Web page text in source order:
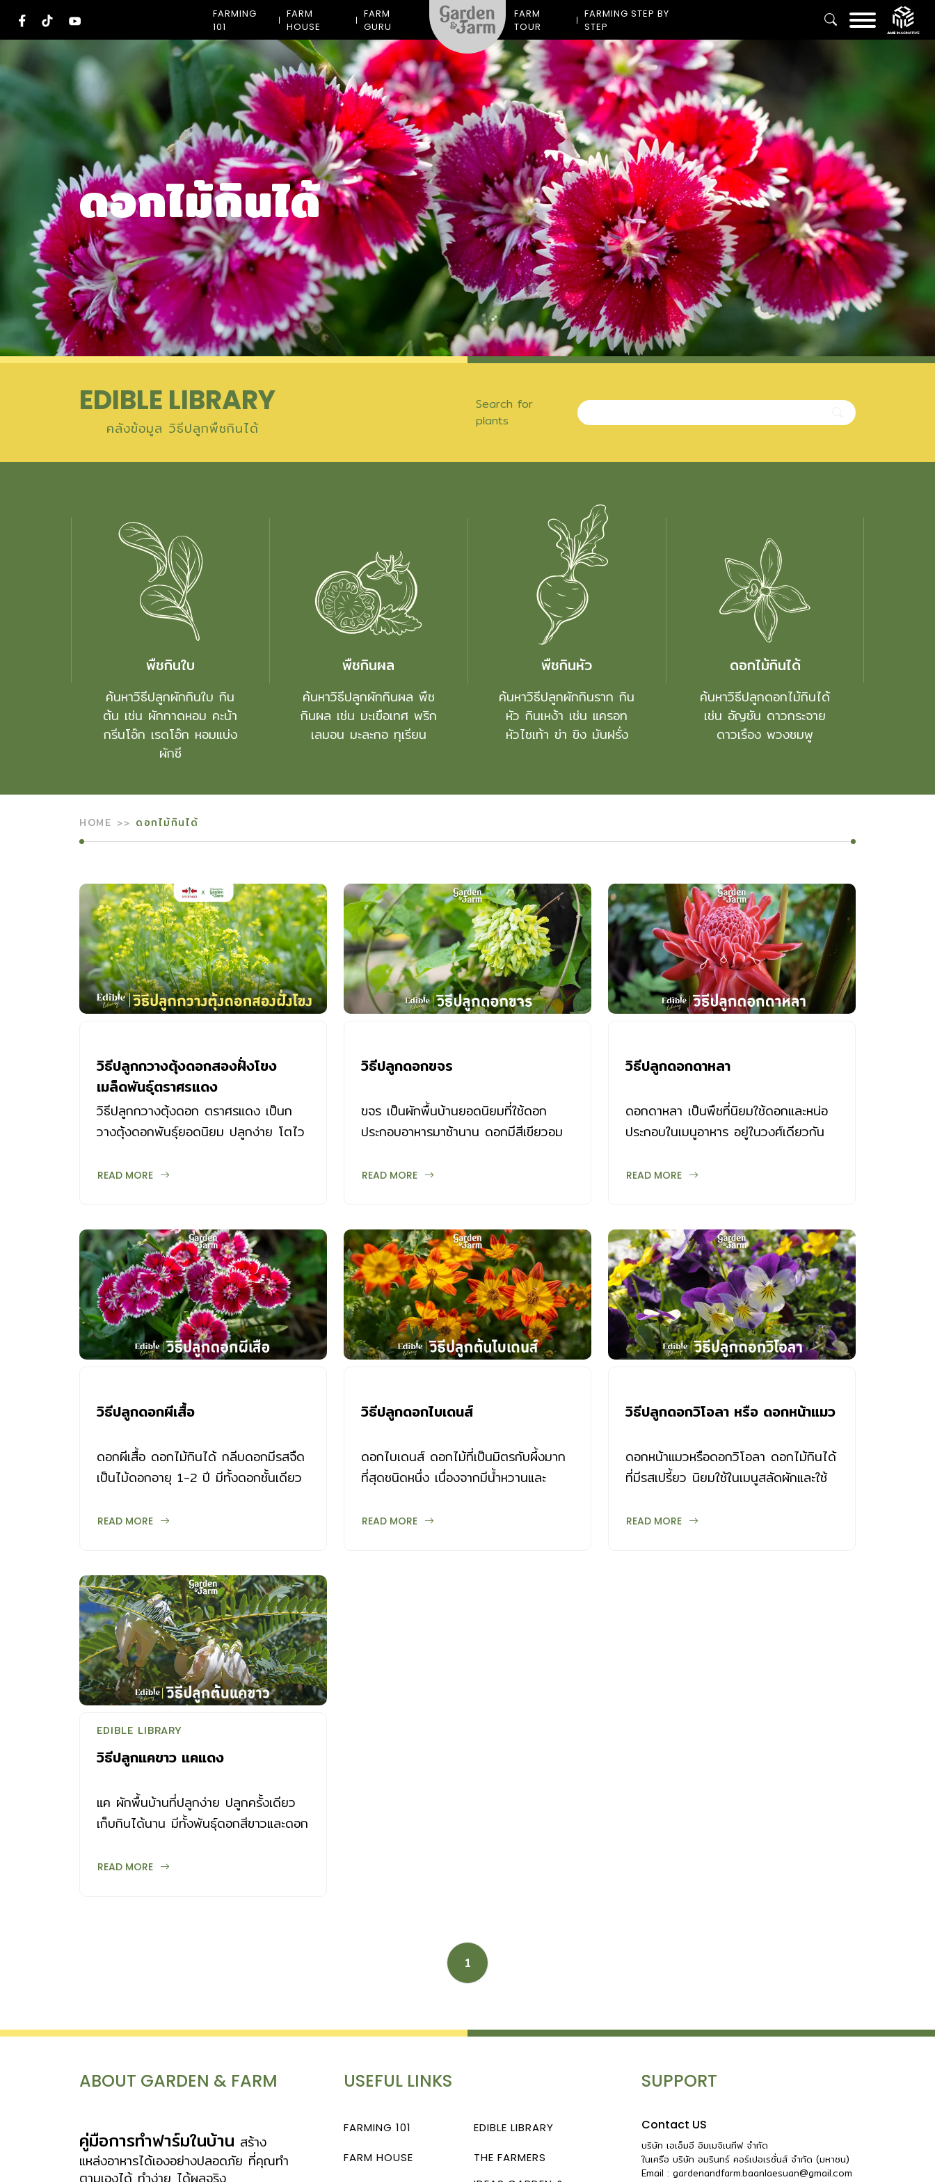
content
FARMING
101
FARM
HOUSE
FARM
GURU
FARM
TOUR
FARMING STEP BY
STEP
ดอกไม้กินได้
EDIBLE LIBRARY
คลังข้อมูล วิธีปลูกพืชกินได้
Search for
plants
พืชกินใบ
ค้นหาวิธีปลูกผักกินใบ กิน
ต้น เช่น ผักกาดหอม คะน้า
กรีนโอ๊ก เรดโอ๊ก หอมแบ่ง
ผักชี
พืชกินผล
ค้นหาวิธีปลูกผักกินผล พืช
กินผล เช่น มะเขือเทศ พริก
เลมอน มะละกอ ทุเรียน
พืชกินหัว
ค้นหาวิธีปลูกผักกินราก กิน
หัว กินเหง้า เช่น แครอท
หัวไชเท้า ข่า ขิง มันฝรั่ง
ดอกไม้กินได้
ค้นหาวิธีปลูกดอกไม้กินได้
เช่น อัญชัน ดาวกระจาย
ดาวเรือง พวงชมพู
HOME ดอกไม้กินได้
วิธีปลูกกวางตุ้งดอกสองฝั่งโขง
เมล็ดพันธุ์ตราศรแดง
วิธีปลูกกวางตุ้งดอก ตราศรแดง เป็นก
วางตุ้งดอกพันธุ์ยอดนิยม ปลูกง่าย โตไว
สด ช่อดอกใหญ่
READ MORE
วิธีปลูกดอกขจร
ขจร เป็นผักพื้นบ้านยอดนิยมที่ใช้ดอก
ประกอบอาหารมาช้านาน ดอกมีสีเขียวอม
มีดังนี้
READ MORE
วิธีปลูกดอกดาหลา
ดอกดาหลา เป็นพืชที่นิยมใช้ดอกและหน่อ
ประกอบในเมนูอาหาร อยู่ในวงศ์เดียวกัน
ปลูกดอกดาหลา มีดังนี้
READ MORE
วิธีปลูกดอกผีเสื้อ
ดอกผีเสื้อ ดอกไม้กินได้ กลีบดอกมีรสจืด
เป็นไม้ดอกอายุ 1-2 ปี มีทั้งดอกชั้นเดียว
READ MORE
วิธีปลูกดอกไบเดนส์
ดอกไบเดนส์ ดอกไม้ที่เป็นมิตรกับผึ้งมาก
ที่สุดชนิดหนึ่ง เนื่องจากมีน้ำหวานและ
วิธีปลูกดอกไบเดนส์ มีดังนี้
READ MORE
วิธีปลูกดอกวิโอลา หรือ ดอกหน้าแมว
ดอกหน้าแมวหรือดอกวิโอลา ดอกไม้กินได้
ที่มีรสเปรี้ยว นิยมใช้ในเมนูสลัดผักและใช้
READ MORE
EDIBLE LIBRARY
วิธีปลูกแคขาว แคแดง
แค ผักพื้นบ้านที่ปลูกง่าย ปลูกครั้งเดียว
เก็บกินได้นาน มีทั้งพันธุ์ดอกสีขาวและดอก
ปลูกแคขาว แคแดง มีดังนี้
READ MORE
1
ABOUT GARDEN & FARM
คู่มือการทำฟาร์มในบ้าน สร้าง
แหล่งอาหารได้เองอย่างปลอดภัย ที่คุณทำ
ตามเองได้ ทำง่าย ได้ผลจริง
USEFUL LINKS
FARMING 101
FARM HOUSE
EDIBLE LIBRARY
THE FARMERS
SUPPORT
Contact US
บริษัท เอเอ็มอี อิมเมจิเนทีฟ จำกัด
ในเครือ บริษัท อมรินทร์ คอร์เปอเรชั่นส์ จำกัด (มหาชน)
Email : gardenandfarm.baanlaesuan@gmail.com